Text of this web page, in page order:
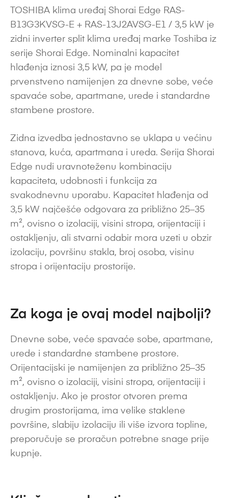
TOSHIBA klima uređaj Shorai Edge RAS-
B13G3KVSG-E + RAS-13J2AVSG-E1 / 3,5 kW je
zidni inverter split klima uređaj marke Toshiba iz
serije Shorai Edge. Nominalni kapacitet
hlađenja iznosi 3,5 kW, pa je model
prvenstveno namijenjen za dnevne sobe, veće
spavaće sobe, apartmane, urede i standardne
stambene prostore.
Zidna izvedba jednostavno se uklapa u većinu
stanova, kuća, apartmana i ureda. Serija Shorai
Edge nudi uravnoteženu kombinaciju
kapaciteta, udobnosti i funkcija za
svakodnevnu uporabu. Kapacitet hlađenja od
3,5 kW najčešće odgovara za približno 25–35
m², ovisno o izolaciji, visini stropa, orijentaciji i
ostakljenju, ali stvarni odabir mora uzeti u obzir
izolaciju, površinu stakla, broj osoba, visinu
stropa i orijentaciju prostorije.
Za koga je ovaj model najbolji?
Dnevne sobe, veće spavaće sobe, apartmane,
urede i standardne stambene prostore.
Orijentacijski je namijenjen za približno 25–35
m², ovisno o izolaciji, visini stropa, orijentaciji i
ostakljenju. Ako je prostor otvoren prema
drugim prostorijama, ima velike staklene
površine, slabiju izolaciju ili više izvora topline,
preporučuje se proračun potrebne snage prije
kupnje.